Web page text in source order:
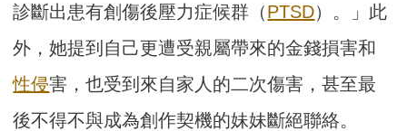
診斷出患有創傷後壓力症候群（PTSD）。」此
外，她提到自己更遭受親屬帶來的金錢損害和
性侵害，也受到來自家人的二次傷害，甚至最
後不得不與成為創作契機的妹妹斷絕聯絡。